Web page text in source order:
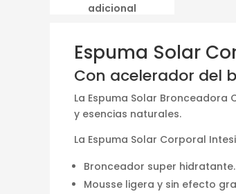
adicional
Espuma Solar
Con acelerador del
La Espuma Solar
y esencias naturales.
La Espuma Solar Corporal
Bronceador super hidratante.
Mousse ligera y sin efecto